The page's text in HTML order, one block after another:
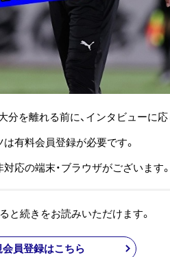
を離れる前に、インタビューに応
有料会員登録が必要です。
応の端末・ブラウザがございます
と続きをお読みいただけます。
員登録はこちら